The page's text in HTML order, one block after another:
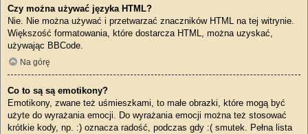
Czy można używać języka HTML?
Nie. Nie można używać i przetwarzać znaczników HTML na tej witrynie.
Większość formatowania, które dostarcza HTML, można uzyskać,
używając BBCode.
Na górę
Co to są są emotikony?
Emotikony, zwane też uśmieszkami, to małe obrazki, które mogą być
użyte do wyrażania emocji. Do wyrażania emocji można też stosować
krótkie kody, np. :) oznacza radość, podczas gdy :( smutek. Pełna lista